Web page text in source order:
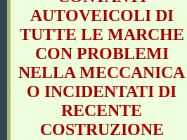
AUTOVEICOLI DI
TUTTE LE MARCHE
CON PROBLEMI
NELLA MECCANICA
O INCIDENTATI DI
RECENTE
COSTRUZIONE